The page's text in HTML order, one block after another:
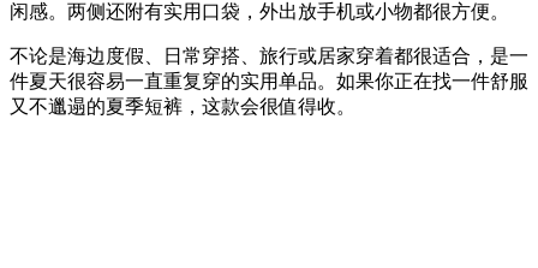
闲感。两侧还附有实用口袋，外出放手机或小物都很方便。
不论是海边度假、日常穿搭、旅行或居家穿着都很适合，是一
件夏天很容易一直重复穿的实用单品。如果你正在找一件舒服
又不邋遢的夏季短裤，这款会很值得收。